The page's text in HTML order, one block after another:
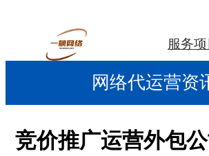
服务项
网络代运营资
竞价推广运营外包公